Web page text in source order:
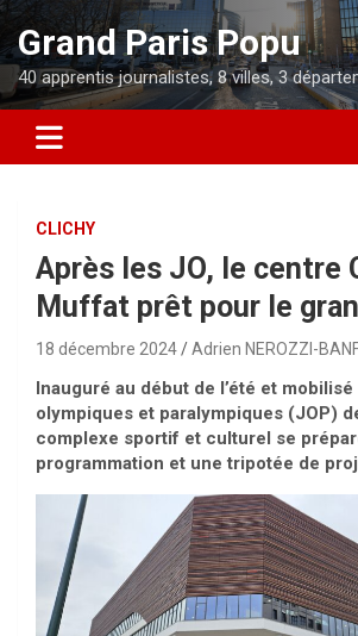
Aller
contenu
Grand Paris Popu
40 apprentis journalistes, 8 villes, 3
CLICHY
Après les JO, le centre
Muffat prêt pour le
18 décembre 2024 Adrien NEROZZI-
Inauguré au début de l’été et
olympiques et paralympiques (JOP)
complexe sportif et culturel se
programmation et une tripotée de